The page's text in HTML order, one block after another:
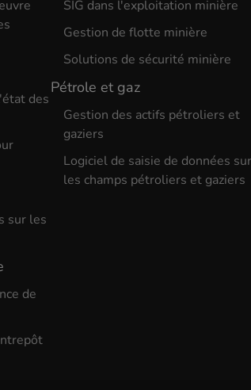
des
sur les
de
SIG dans l'exploitation minière
Gestion de flotte minière
Solutions de sécurité minière
Pétrole et gaz
Gestion des actifs pétroliers et
gaziers
Logiciel de saisie de données sur
les champs pétroliers et gaziers